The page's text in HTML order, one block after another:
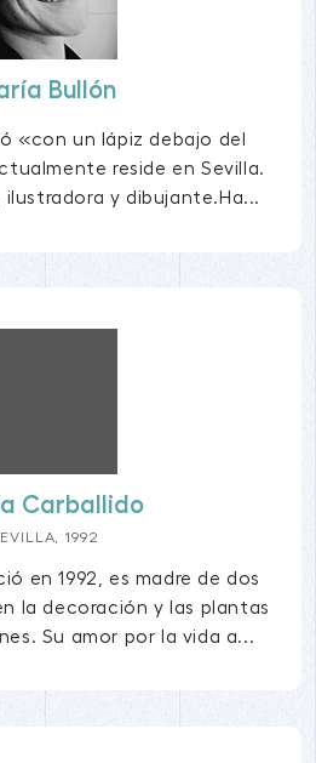
Bullón
«con un lápiz debajo del
reside en Sevilla.
y dibujante.Ha...
Carballido
1992
en 1992, es madre de dos
la decoración y las plantas
Su amor por la vida a...